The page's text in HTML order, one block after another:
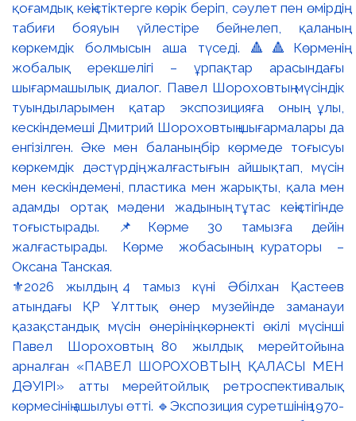
⚜️2026 жылдың 4 тамыз күні Әбілхан Қастеев
атындағы ҚР Ұлттық өнер музейінде заманауи
қазақстандық мүсін өнерінің көрнекті өкілі мүсінші
Павел Шороховтың 80 жылдық мерейтойына
арналған «ПАВЕЛ ШОРОХОВТЫҢ ҚАЛАСЫ МЕН
ДӘУІРІ» атты мерейтойлық ретроспективалық
көрмесінің ашылуы өтті. 🔹Экспозиция суретшінің 1970-